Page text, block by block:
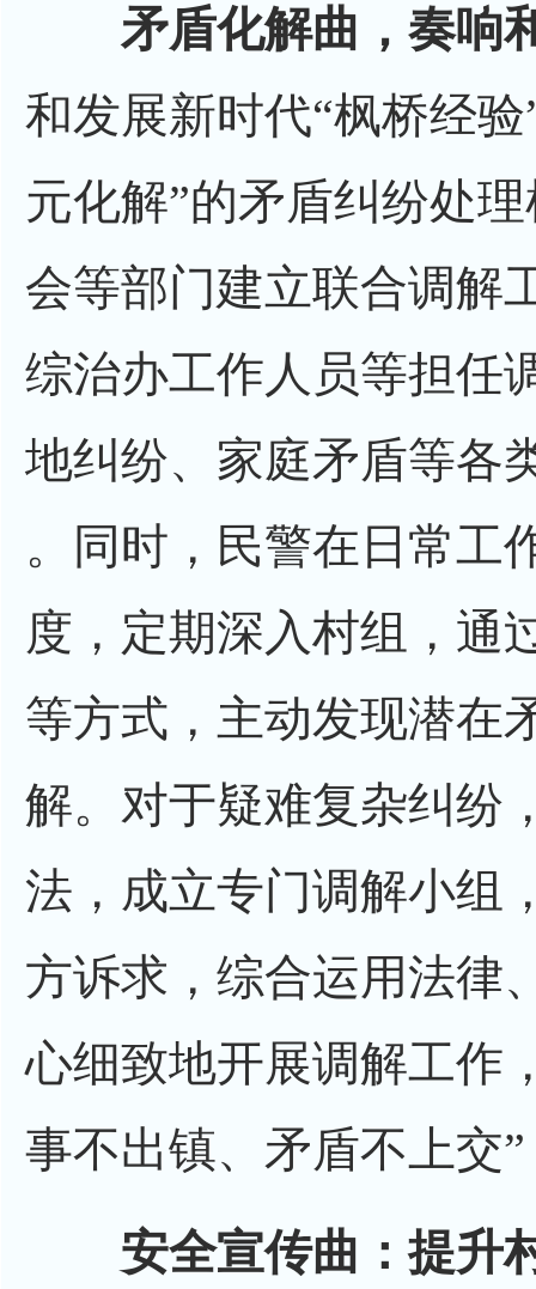
矛盾化解曲，奏响
和发展新时代“枫桥经
元化解”的矛盾纠纷处
会等部门建立联合调解
综治办工作人员等担任
地纠纷、家庭矛盾等各
。同时，民警在日常工
度，定期深入村组，通
等方式，主动发现潜在
解。对于疑难复杂纠纷
法，成立专门调解小组
方诉求，综合运用法律
心细致地开展调解工作
事不出镇、矛盾不上交”
安全宣传曲：提升